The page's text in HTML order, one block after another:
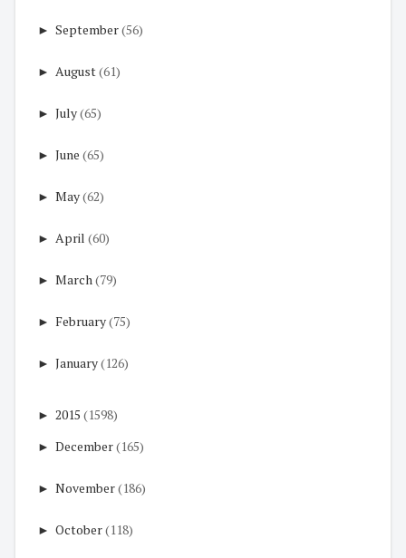
► September(56)
► August(61)
► July(65)
► June (65)
► May(62)
► April (60)
► March(79)
► February(75)
► January(126)
► 2015 (1598)
► December(165)
► November(186)
► October(118)